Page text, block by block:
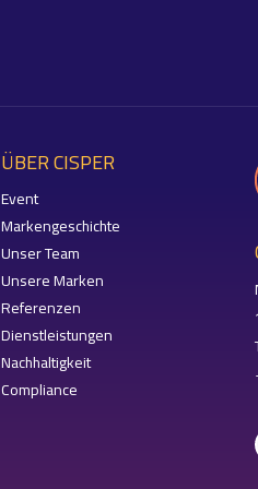
ÜBER CISPER
Event
Markengeschichte
Unser Team
Unsere Marken
Referenzen
Dienstleistungen
Nachhaltigkeit
Compliance